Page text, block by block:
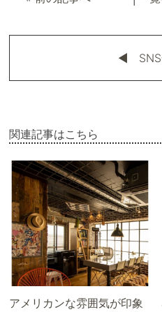
◀︎ SNS
関連記事はこちら
アメリカンな雰囲気が印象